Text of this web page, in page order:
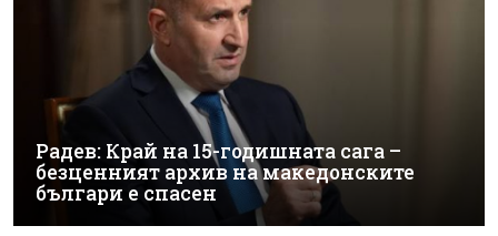
Радев: Край на 15-годишната сага –
безценният архив на македонските
българи е спасен